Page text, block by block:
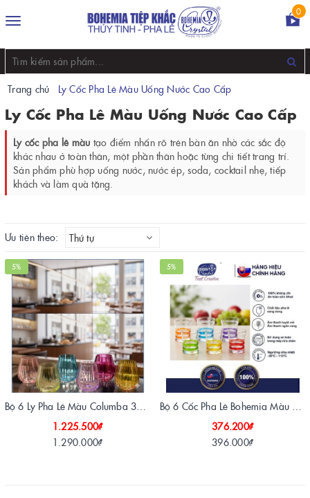
Toggle
0
Trang chủ Ly Cốc Pha Lê Màu Uống Nước Cao Cấp
Ly Cốc Pha Lê Màu Uống Nước Cao Cấp
Ly cốc pha lê màu tạo điểm nhấn rõ trên bàn ăn nhờ các sắc độ
khác nhau ở toàn thân, một phần thân hoặc từng chi tiết trang trí.
Sản phẩm phù hợp uống nước, nước ép, soda, cocktail nhẹ, tiếp
khách và làm quà tặng.
Ưu tiên theo: Thứ tự
5%
Bộ 6 Ly Pha Lê Màu Columba 380ml - Bohemia Crystal Tiệp Khắc Chính Hãng
1.225.500₫
1.290.000₫
5%
Bộ 6 Cốc Pha Lê Bohemia Màu Sắc 90x70mm (Dùng Uống Nước, Chịu Nhiệt)
376.200₫
396.000₫